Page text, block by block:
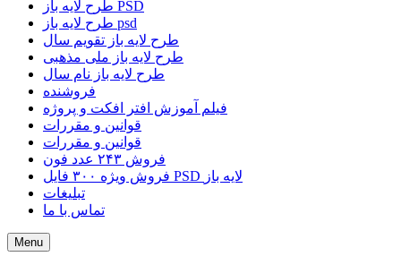
طرح لایه باز PSD
طرح لایه باز psd
طرح لایه باز تقویم سال
طرح لایه باز ملی مذهبی
طرح لایه باز نام سال
فروشنده
فیلم آموزش افتر افکت و پروژه
قوانین و مقررات
قوانین و مقررات
فروش ۲۴۳ عدد فون
فروش ویژه ۳۰۰ فایل PSD لایه باز
تبلیغات
تماس با ما
Menu